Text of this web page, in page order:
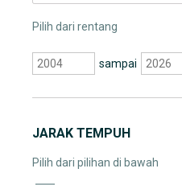
Pilih dari rentang
sampai
JARAK TEMPUH
Pilih dari pilihan di bawah